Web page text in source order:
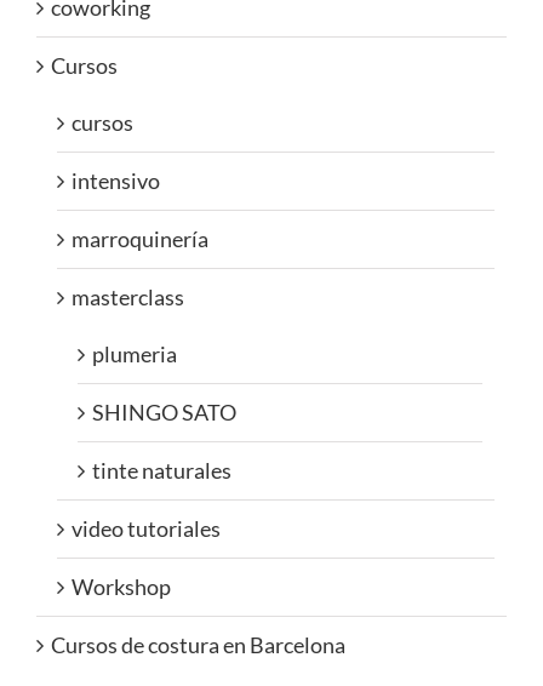
coworking
Cursos
cursos
intensivo
marroquinería
masterclass
plumeria
SHINGO SATO
tinte naturales
video tutoriales
Workshop
Cursos de costura en Barcelona